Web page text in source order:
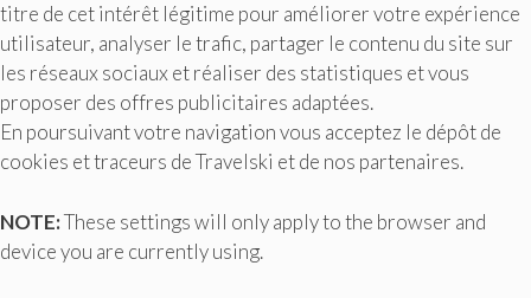
titre de cet intérêt légitime pour améliorer votre expérience
utilisateur, analyser le trafic, partager le contenu du site sur
les réseaux sociaux et réaliser des statistiques et vous
proposer des offres publicitaires adaptées.
En poursuivant votre navigation vous acceptez le dépôt de
cookies et traceurs de Travelski et de nos partenaires.
NOTE:These settings will only apply to the browser and
device you are currently using.